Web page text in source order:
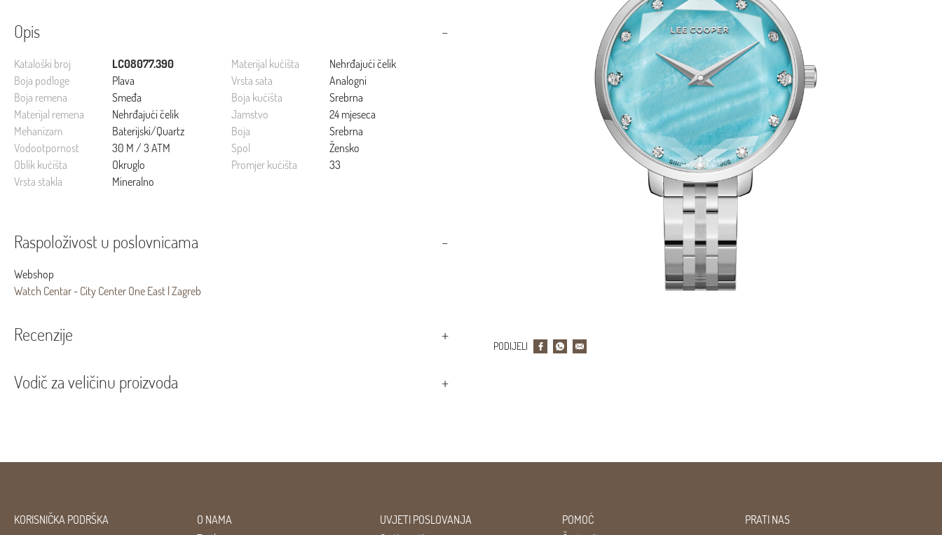
Opis
Kataloški broj
LC08077.390
Boja podloge
Plava
Boja remena
Smeđa
Materijal remena
Nehrđajući čelik
Mehanizam
Baterijski/Quartz
Vodootpornost
30 M / 3 ATM
Oblik kućišta
Okruglo
Vrsta stakla
Mineralno
Materijal kućišta
Nehrđajući čelik
Vrsta sata
Analogni
Boja kućišta
Srebrna
Jamstvo
24 mjeseca
Boja
Srebrna
Spol
Žensko
Promjer kućišta
33
Raspoloživost u poslovnicama
Webshop
Watch Centar - City Center One East | Zagreb
Recenzije
Vodič za veličinu proizvoda
PODIJELI
KORISNIČKA PODRŠKA
O NAMA
UVJETI POSLOVANJA
POMOĆ
PRATI NAS